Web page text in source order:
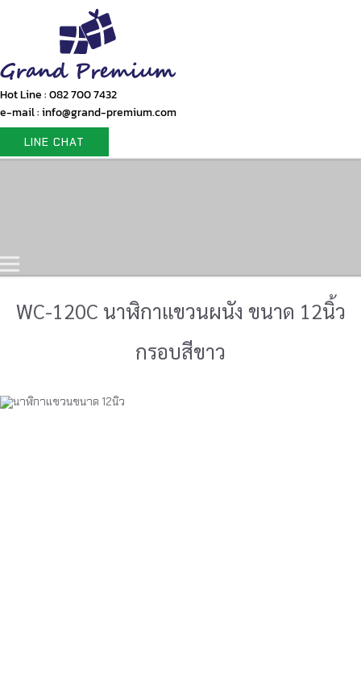
Hot Line : 082 700 7432
e-mail : info@grand-premium.com
LINE CHAT
WC-120C นาฬิกาแขวนผนัง ขนาด 12นิ้ว
กรอบสีขาว